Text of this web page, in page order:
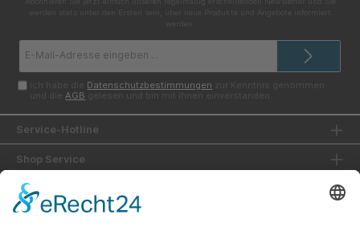
werden stets unter den Ersten sein, über neue Produkte und Angebote informiert
werden.
Mail-
Ich habe die Datenschutzbestimmungen
zur Kenntnis genommen
und die AGB gelesen und bin mit ihnen einverstanden.
Service-Hotline
Shop Service
Informationen